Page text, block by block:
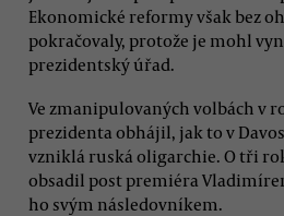
Ekonomické reformy však bez
pokračovaly, protože je mohl
prezidentský úřad.
Ve zmanipulovaných volbách v
prezidenta obhájil, jak to v
vzniklá ruská oligarchie. O tři
obsadil post premiéra
ho svým následovníkem.